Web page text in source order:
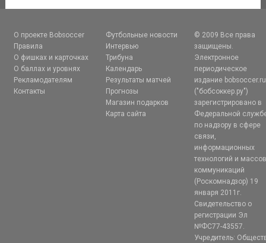
О проекте Bobsoccer
Правила
О фишках и карточках
О баллах и уровнях
Рекламодателям
Контакты
Футбольные новости
Интервью
Трибуна
Календарь
Результаты матчей
Прогнозы
Магазин подарков
Карта сайта
© 2009 Все права
защищены.
Электронное
периодическое
издание bobsoccer.ru
("бобсоккер.ру")
зарегистрировано в
Федеральной
по надзору в сфере
связи,
информационных
технологий и
коммуникаций
(Роскомнадзор) 19
января 2011г.
Свидетельство о
регистрации Эл
№ФС77-43557.
Учредитель: